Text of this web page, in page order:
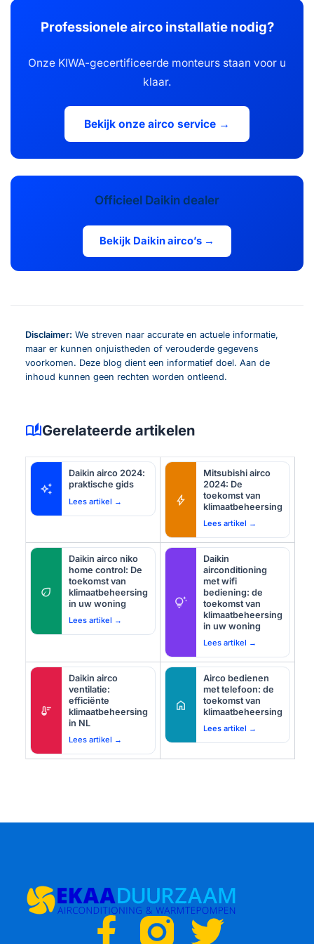
Professionele airco installatie nodig?
Onze KIWA-gecertificeerde monteurs staan voor u
klaar.
Bekijk onze airco service →
Officieel Daikin dealer
Bekijk Daikin airco’s →
Disclaimer: We streven naar accurate en actuele informatie,
maar er kunnen onjuistheden of verouderde gegevens
voorkomen. Deze blog dient een informatief doel. Aan de
inhoud kunnen geen rechten worden ontleend.
auto_storiesGerelateerde artikelen
auto_awesome
Daikin airco 2024:
praktische gids
Lees artikel → bolt
Mitsubishi airco
2024: De
toekomst van
klimaatbeheersing
Lees artikel →
eco
Daikin airco niko
home control: De
toekomst van
klimaatbeheersing
in uw woning
Lees artikel →
tips_and_updates
Daikin
airconditioning
met wifi
bediening: de
toekomst van
klimaatbeheersing
in uw woning
Lees artikel →
thermostat
Daikin airco
ventilatie:
efficiënte
klimaatbeheersing
in NL
Lees artikel →
home
Airco bedienen
met telefoon: de
toekomst van
klimaatbeheersing
Lees artikel →
F
T